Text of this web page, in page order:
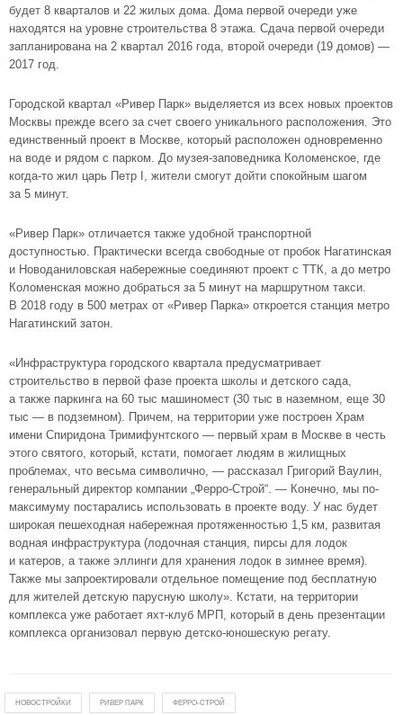
будет 8 кварталов и 22 жилых дома. Дома первой очереди уже
находятся на уровне строительства 8 этажа. Сдача первой очереди
запланирована на 2 квартал 2016 года, второй очереди (19 домов) —
2017 год.
Городской квартал «Ривер Парк» выделяется из всех новых проектов
Москвы прежде всего за счет своего уникального расположения. Это
единственный проект в Москве, который расположен одновременно
на воде и рядом с парком. До музея-заповедника Коломенское, где
когда-то жил царь Петр I, жители смогут дойти спокойным шагом
за 5 минут.
«Ривер Парк» отличается также удобной транспортной
доступностью. Практически всегда свободные от пробок Нагатинская
и Новоданиловская набережные соединяют проект с ТТК, а до метро
Коломенская можно добраться за 5 минут на маршрутном такси.
В 2018 году в 500 метрах от «Ривер Парка» откроется станция метро
Нагатинский затон.
«Инфраструктура городского квартала предусматривает
строительство в первой фазе проекта школы и детского сада,
а также паркинга на 60 тыс машиномест (30 тыс в наземном, еще 30
тыс — в подземном). Причем, на территории уже построен Храм
имени Спиридона Тримифунтского — первый храм в Москве в честь
этого святого, который, кстати, помогает людям в жилищных
проблемах, что весьма символично, — рассказал Григорий Ваулин,
генеральный директор компании „Ферро-Строй“. — Конечно, мы по-
максимуму постарались использовать в проекте воду. У нас будет
широкая пешеходная набережная протяженностью 1,5 км, развитая
водная инфраструктура (лодочная станция, пирсы для лодок
и катеров, а также эллинги для хранения лодок в зимнее время).
Также мы запроектировали отдельное помещение под бесплатную
для жителей детскую парусную школу». Кстати, на территории
комплекса уже работает яхт-клуб МРП, который в день презентации
комплекса организовал первую детско-юношескую регату.
НОВОСТРОЙКИ РИВЕР ПАРК ФЕРРО-СТРОЙ